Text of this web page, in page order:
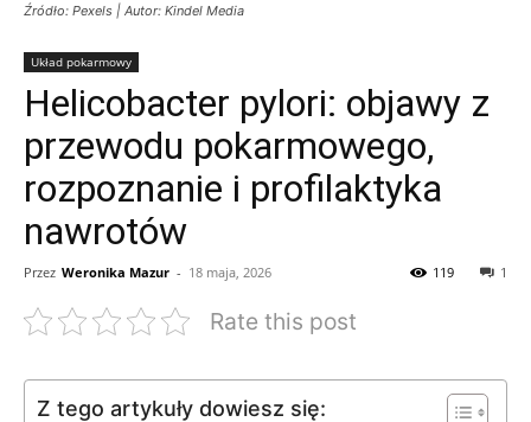
Źródło: Pexels | Autor: Kindel Media
Układ pokarmowy
Helicobacter pylori: objawy z
przewodu pokarmowego,
rozpoznanie i profilaktyka
nawrotów
Przez Weronika Mazur - 18 maja, 2026 1
119
Rate this post
Z tego artykuły dowiesz się: